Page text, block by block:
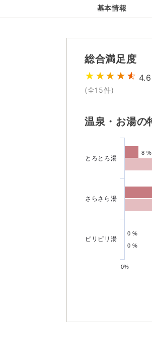
基本情報
総合満足度
(全15件)
温泉・お湯の
8 %
8 %
0 %
0 %
0 %
0 %
0%
とろとろ湯
さらさら湯
ピリピリ湯